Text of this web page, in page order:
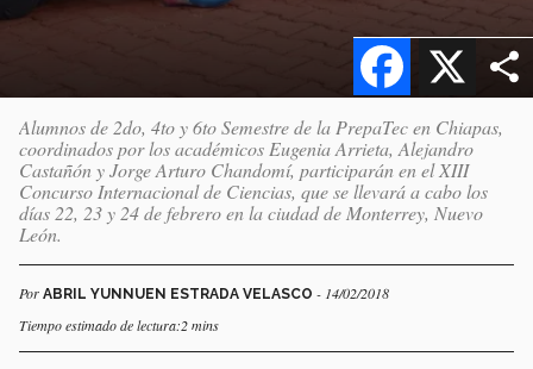
X
Facebook
Alumnos de 2do, 4to y 6to Semestre de la PrepaTec en Chiapas,
coordinados por los académicos Eugenia Arrieta, Alejandro
Castañón y Jorge Arturo Chandomí, participarán en el XIII
Concurso Internacional de Ciencias, que se llevará a cabo los
días 22, 23 y 24 de febrero en la ciudad de Monterrey, Nuevo
León.
Por ABRIL YUNNUEN ESTRADA VELASCO - 14/02/2018
Tiempo estimado de lectura:2 mins